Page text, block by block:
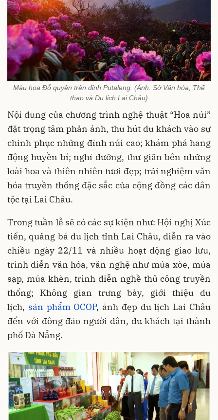
Màu hoa Đỗ quyên trên đỉnh Putaleng. (Ảnh: Sở Văn hóa, Thể
thao và Du lịch Lai Châu)
Nội dung của chương trình nghệ thuật “Hoa núi”
đặt trọng tâm phản ánh, thu hút du khách vào sự
chinh phục những đỉnh núi cao; khám phá hang
động huyền bí; nghỉ dưỡng, thư giãn bên những
loài hoa và thiên nhiên tươi đẹp; trải nghiệm văn
hóa truyền thống đặc sắc của cộng đồng các dân
tộc tại Lai Châu.
Trong tuần lễ sẽ có các sự kiện như: Hội nghị Xúc
tiến, quảng bá du lịch tỉnh Lai Châu, diễn ra vào
chiều ngày 22/11 và nhiều hoạt động giao lưu,
trình diễn văn hóa, văn nghệ như múa xòe, múa
sạp, múa khèn, trình diễn nghề thủ công truyền
thống; Không gian trưng bày, giới thiệu du
lịch, sản phẩm OCOP, ảnh đẹp du lịch Lai Châu
đến với đông đảo người dân, du khách tại thành
phố Đà Nẵng.